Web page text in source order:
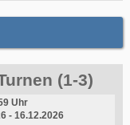
(1-3)
Uhr
- 16.12.2026